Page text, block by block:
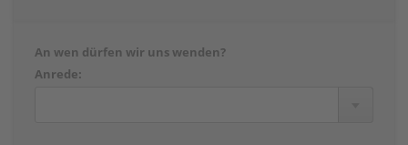
An wen dürfen wir uns wenden?
Anrede: